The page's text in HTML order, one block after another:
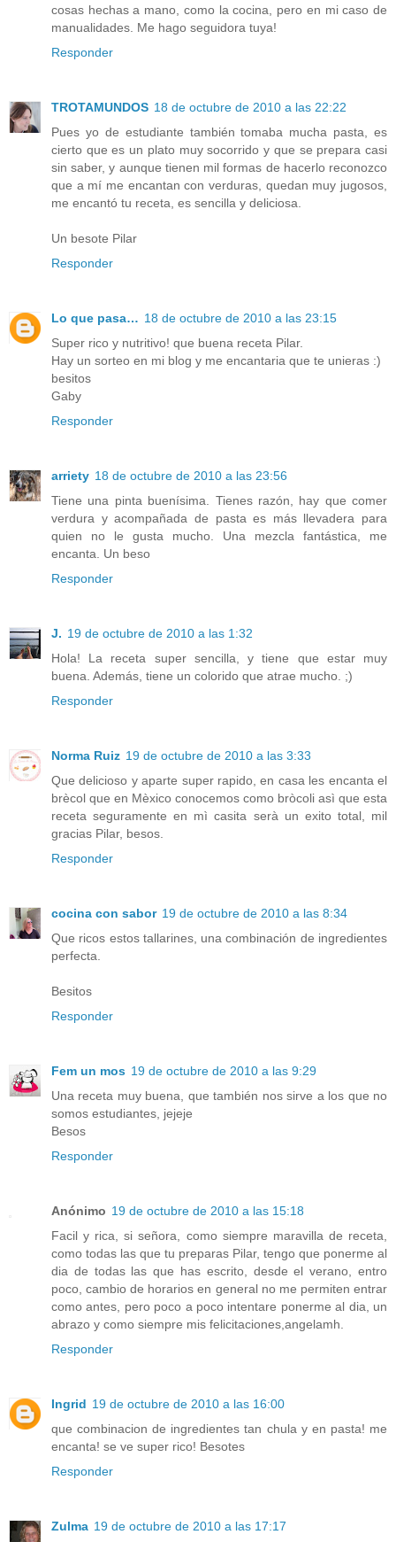
cosas hechas a mano, como la cocina, pero en mi caso de
manualidades. Me hago seguidora tuya!
Responder
TROTAMUNDOS 18 de octubre de 2010 a las 22:22
Pues yo de estudiante también tomaba mucha pasta, es
cierto que es un plato muy socorrido y que se prepara casi
sin saber, y aunque tienen mil formas de hacerlo reconozco
que a mí me encantan con verduras, quedan muy jugosos,
me encantó tu receta, es sencilla y deliciosa.
Un besote Pilar
Responder
Lo que pasa… 18 de octubre de 2010 a las 23:15
Super rico y nutritivo! que buena receta Pilar.
Hay un sorteo en mi blog y me encantaria que te unieras :)
besitos
Gaby
Responder
arriety 18 de octubre de 2010 a las 23:56
Tiene una pinta buenísima. Tienes razón, hay que comer
verdura y acompañada de pasta es más llevadera para
quien no le gusta mucho. Una mezcla fantástica, me
encanta. Un beso
Responder
J. 19 de octubre de 2010 a las 1:32
Hola! La receta super sencilla, y tiene que estar muy
buena. Además, tiene un colorido que atrae mucho. ;)
Responder
Norma Ruiz 19 de octubre de 2010 a las 3:33
Que delicioso y aparte super rapido, en casa les encanta el
brècol que en Mèxico conocemos como bròcoli asì que esta
receta seguramente en mì casita serà un exito total, mil
gracias Pilar, besos.
Responder
cocina con sabor 19 de octubre de 2010 a las 8:34
Que ricos estos tallarines, una combinación de ingredientes
perfecta.
Besitos
Responder
Fem un mos 19 de octubre de 2010 a las 9:29
Una receta muy buena, que también nos sirve a los que no
somos estudiantes, jejeje
Besos
Responder
Anónimo 19 de octubre de 2010 a las 15:18
Facil y rica, si señora, como siempre maravilla de receta,
como todas las que tu preparas Pilar, tengo que ponerme al
dia de todas las que has escrito, desde el verano, entro
poco, cambio de horarios en general no me permiten entrar
como antes, pero poco a poco intentare ponerme al dia, un
abrazo y como siempre mis felicitaciones,angelamh.
Responder
Ingrid 19 de octubre de 2010 a las 16:00
que combinacion de ingredientes tan chula y en pasta! me
encanta! se ve super rico! Besotes
Responder
Zulma 19 de octubre de 2010 a las 17:17